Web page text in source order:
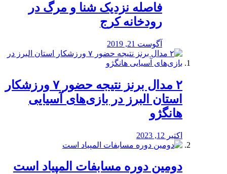
️فاصله نزدیک شنا و مرگ در
رودخانه کرج
آگوست 21, 2019
۲ مدال برنز نتیجه حضور ۷ ورزشکار
استان البرز در بازی‌های آسیایی
هانگژو
اکتبر 12, 2023
دومین دوره مسابفات المپیاد است